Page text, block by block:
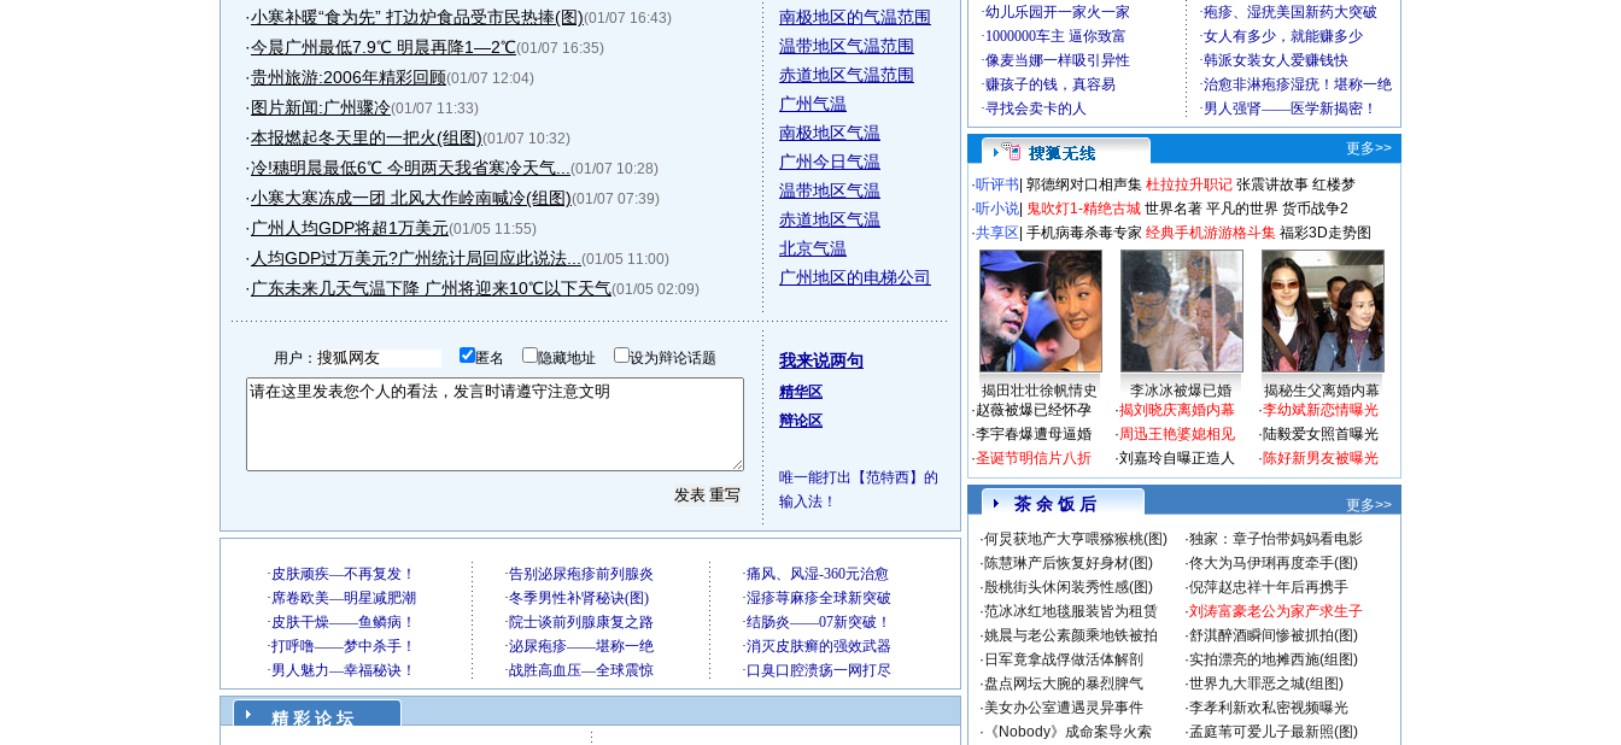
·小寒补暖“食为先” 打边炉食品受市民热捧(图)(01/07 16:43)
·今晨广州最低7.9℃ 明晨再降1—2℃(01/07 16:35)
·贵州旅游:2006年精彩回顾(01/07 12:04)
·图片新闻:广州骤冷(01/07 11:33)
·本报燃起冬天里的一把火(组图)(01/07 10:32)
·冷!穗明晨最低6℃ 今明两天我省寒冷天气... (01/07 10:28)
·小寒大寒冻成一团 北风大作岭南喊冷(组图)(01/07 07:39)
· 广州人均GDP将超1万美元(01/05 11:55)
· 人均GDP过万美元?广州统计局回应此说法... (01/05 11:00)
· 广东未来几天气温下降 广州将迎来10℃以下天气(01/05 02:09)
南极地区的气温范围
温带地区气温范围
赤道地区气温范围
广州气温
南极地区气温
广州今日气温
温带地区气温
赤道地区气温
北京气温
广州地区的电梯公司
用户： 匿名 隐藏地址 设为辩论话题 我来说两句
精华区
辩论区
唯一能打出【范特西】的
输入法！
精 彩 论 坛
更多>>
·听评书 郭德纲对口相声集 杜拉拉升职记 张震讲故事 红楼梦
·听小说 鬼吹灯1-精绝古城 世界名著 平凡的世界 货币战争2
·共享区 手机病毒杀毒专家 经典手机游游格斗集 福彩3D走势图
揭田壮壮徐帆情史 李冰冰被爆已婚
揭秘生父离婚内幕
·赵薇被爆已经怀孕
·李宇春爆遭母逼婚
·圣诞节明信片八折
·揭刘晓庆离婚内幕
·周迅王艳婆媳相见
·刘嘉玲自曝正造人
·李幼斌新恋情曝光
·陆毅爱女照首曝光
·陈好新男友被曝光
茶 余 饭 后
更多>>
·何炅获地产大亨喂猕猴桃(图) ·独家：章子怡带妈妈看电影
·陈慧琳产后恢复好身材(图) ·佟大为马伊琍再度牵手(图)
·殷桃街头休闲装秀性感(图) ·倪萍赵忠祥十年后再携手
·范冰冰红地毯服装皆为租赁 ·刘涛富豪老公为家产求生子
·姚晨与老公素颜乘地铁被拍 ·舒淇醉酒瞬间惨被抓拍(图)
· 日军竟拿战俘做活体解剖 ·实拍漂亮的地摊西施(组图)
·盘点网坛大腕的暴烈脾气 ·世界九大罪恶之城(组图)
·美女办公室遭遇灵异事件 ·李孝利新欢私密视频曝光
· 《Nobody》成命案导火索 ·孟庭苇可爱儿子最新照(图)